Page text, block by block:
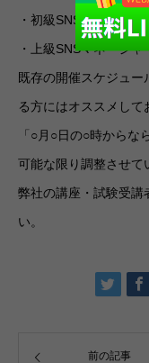
・初級SNSマネージ
・上級SNSマネージ
既存の開催スケジュ
る方にはオススメして
「○月○日の○時からな
可能な限り調整させて
弊社の講座・試験受講
い。
前の記事